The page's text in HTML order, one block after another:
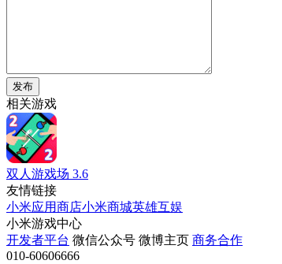
发布
相关游戏
双人游戏场 3.6
友情链接
小米应用商店小米商城英雄互娱
小米游戏中心
开发者平台 微信公众号 微博主页 商务合作
010-60606666